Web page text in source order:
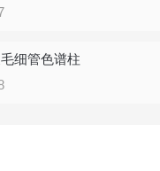
细管色谱柱